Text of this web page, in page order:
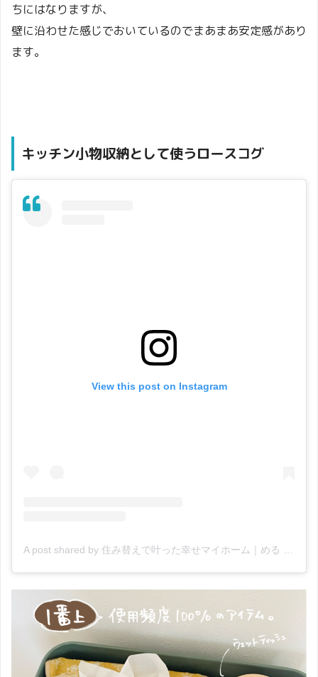
ちにはなりますが、
壁に沿わせた感じでおいているのでまあまあ安定感があり
ます。
キッチン小物収納として使うロースコグ
View this post on Instagram